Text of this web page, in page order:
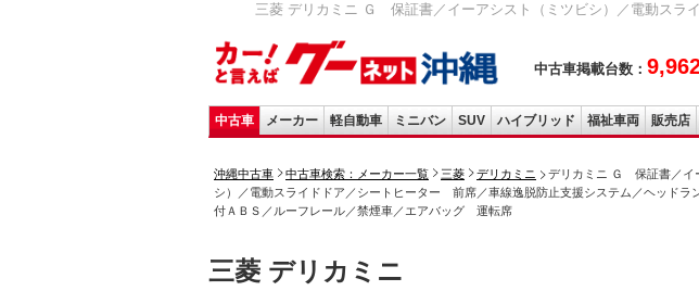
三菱 デリカミニ Ｇ 保証書／イーアシスト（ミツビシ）／電動ス
中古車掲載台数：
中古車 メーカー 軽自動車 ミニバン SUV ハイブリッド 福祉車両 販売店
沖縄中古車 中古車検索：メーカー一覧 三菱 デリカミニ
デリカミニ Ｇ 保証書／イ
シ）／電動スライドドア／シートヒーター 前席／車線逸脱防止支援システム／ヘッド
付ＡＢＳ／ルーフレール／禁煙車／エアバッグ 運転席
三菱 デリカミニ